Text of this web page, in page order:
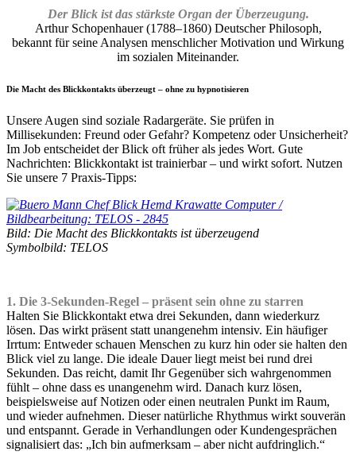
Der Blick ist das stärkste Organ der Überzeugung.
Arthur Schopenhauer (1788–1860) Deutscher Philosoph,
bekannt für seine Analysen menschlicher Motivation und Wirkung
im sozialen Miteinander.
Die Macht des Blickkontakts überzeugt – ohne zu hypnotisieren
Unsere Augen sind soziale Radargeräte. Sie prüfen in
Millisekunden: Freund oder Gefahr? Kompetenz oder Unsicherheit?
Im Job entscheidet der Blick oft früher als jedes Wort. Gute
Nachrichten: Blickkontakt ist trainierbar – und wirkt sofort. Nutzen
Sie unsere 7 Praxis-Tipps:
Bild: Die Macht des Blickkontakts ist überzeugend
Symbolbild: TELOS
1. Die 3-Sekunden-Regel – präsent sein ohne zu starren
Halten Sie Blickkontakt etwa drei Sekunden, dann wiederkurz
lösen. Das wirkt präsent statt unangenehm intensiv. Ein häufiger
Irrtum: Entweder schauen Menschen zu kurz hin oder sie halten den
Blick viel zu lange. Die ideale Dauer liegt meist bei rund drei
Sekunden. Das reicht, damit Ihr Gegenüber sich wahrgenommen
fühlt – ohne dass es unangenehm wird. Danach kurz lösen,
beispielsweise auf Notizen oder einen neutralen Punkt im Raum,
und wieder aufnehmen. Dieser natürliche Rhythmus wirkt souverän
und entspannt. Gerade in Verhandlungen oder Kundengesprächen
signalisiert das: „Ich bin aufmerksam – aber nicht aufdringlich.“